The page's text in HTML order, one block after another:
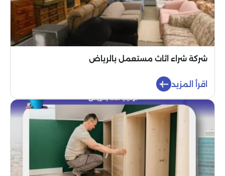
شركة شراء اثاث مستعمل بالرياض
اقرأ المزيد